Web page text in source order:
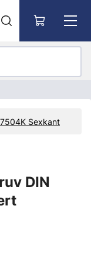
7504K Sexkant
DIN